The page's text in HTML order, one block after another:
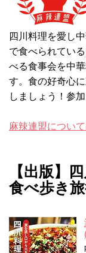
四川料理を愛し
で食べられてい
べる食事会を中
す。食の好奇心
しましょう！参
麻辣連盟につい
【出版】
食べ歩き